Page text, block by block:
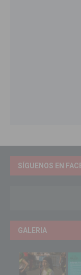
SÍGUENOS EN
GALERIA